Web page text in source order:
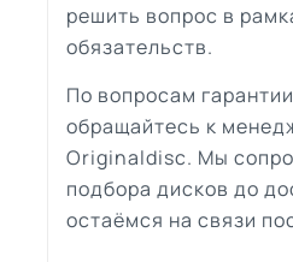
решить вопрос в
обязательств.
По вопросам
обращайтесь к
Originaldisc. Мы
подбора дисков до
остаёмся на связи